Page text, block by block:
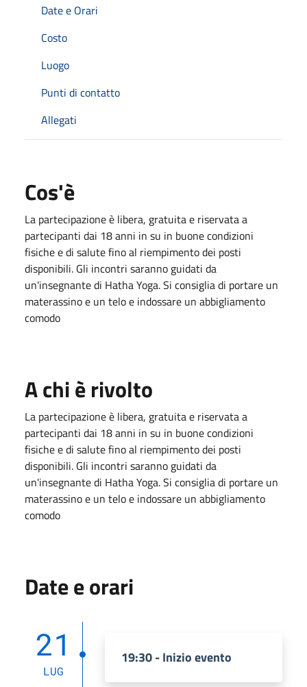
Date e Orari
Costo
Luogo
Punti di contatto
Allegati
Cos'è
La partecipazione è libera, gratuita e riservata a
partecipanti dai 18 anni in su in buone condizioni
fisiche e di salute fino al riempimento dei posti
disponibili. Gli incontri saranno guidati da
un'insegnante di Hatha Yoga. Si consiglia di portare un
materassino e un telo e indossare un abbigliamento
comodo
A chi è rivolto
La partecipazione è libera, gratuita e riservata a
partecipanti dai 18 anni in su in buone condizioni
fisiche e di salute fino al riempimento dei posti
disponibili. Gli incontri saranno guidati da
un'insegnante di Hatha Yoga. Si consiglia di portare un
materassino e un telo e indossare un abbigliamento
comodo
Date e orari
21
LUG
19:30 - Inizio evento